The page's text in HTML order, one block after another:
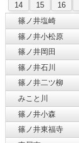
14
15 16
篠ノ井塩崎
篠ノ井小松原
篠ノ井岡田
篠ノ井石川
篠ノ井二ツ柳
みこと川
篠ノ井小森
篠ノ井東福寺